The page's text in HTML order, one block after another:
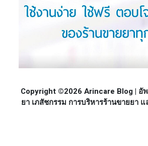
Copyright ©2026 Arincare Blog | อัพ
ยา เภสัชกรรม การบริหารร้านขายยา